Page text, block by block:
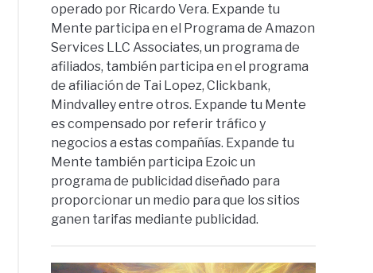
operado por Ricardo Vera. Expande tu
Mente participa en el Programa de Amazon
Services LLC Associates, un programa de
afiliados, también participa en el programa
de afiliación de Tai Lopez, Clickbank,
Mindvalley entre otros. Expande tu Mente
es compensado por referir tráfico y
negocios a estas compañías. Expande tu
Mente también participa Ezoic un
programa de publicidad diseñado para
proporcionar un medio para que los sitios
ganen tarifas mediante publicidad.